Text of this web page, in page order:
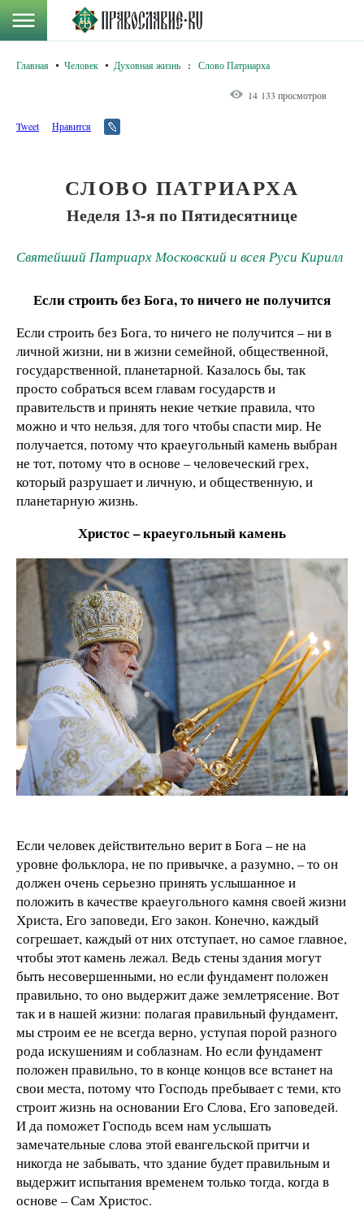
Главная Человек Духовная жизнь : Слово Патриарха
14 133 просмотров
Tweet Нравится
СЛОВО ПАТРИАРХА
Неделя 13-я по Пятидесятнице
Святейший Патриарх Московский и всея Руси Кирилл
Если строить без Бога, то ничего не получится
Если строить без Бога, то ничего не получится – ни в
личной жизни, ни в жизни семейной, общественной,
государственной, планетарной. Казалось бы, так
просто собраться всем главам государств и
правительств и принять некие четкие правила, что
можно и что нельзя, для того чтобы спасти мир. Не
получается, потому что краеугольный камень выбран
не тот, потому что в основе – человеческий грех,
который разрушает и личную, и общественную, и
планетарную жизнь.
Христос – краеугольный камень
Если человек действительно верит в Бога – не на
уровне фольклора, не по привычке, а разумно, – то он
должен очень серьезно принять услышанное и
положить в качестве краеугольного камня своей жизни
Христа, Его заповеди, Его закон. Конечно, каждый
согрешает, каждый от них отступает, но самое главное,
чтобы этот камень лежал. Ведь стены здания могут
быть несовершенными, но если фундамент положен
правильно, то оно выдержит даже землетрясение. Вот
так и в нашей жизни: полагая правильный фундамент,
мы строим ее не всегда верно, уступая порой разного
рода искушениям и соблазнам. Но если фундамент
положен правильно, то в конце концов все встанет на
свои места, потому что Господь пребывает с теми, кто
строит жизнь на основании Его Слова, Его заповедей.
И да поможет Господь всем нам услышать
замечательные слова этой евангельской притчи и
никогда не забывать, что здание будет правильным и
выдержит испытания временем только тогда, когда в
основе – Сам Христос.